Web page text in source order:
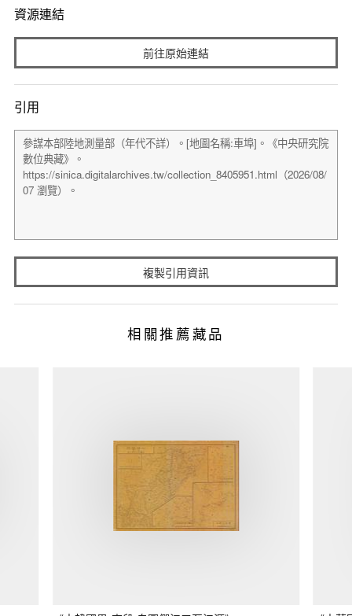
資源連結
前往原始連結
引用
複製引用資訊
相關推薦藏品